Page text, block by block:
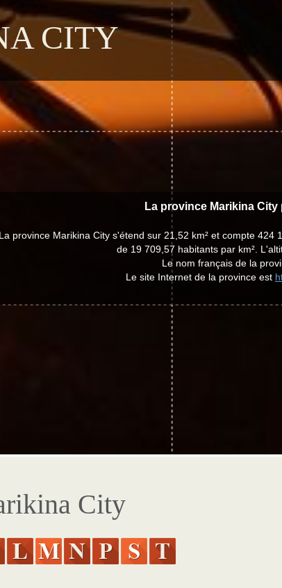
CITY
La province Marikina City
province Marikina City s'étend sur 21,52 km² et compte
de 19 709,57 habitants par km².
Le nom français de la
Le site Internet de la province est
City